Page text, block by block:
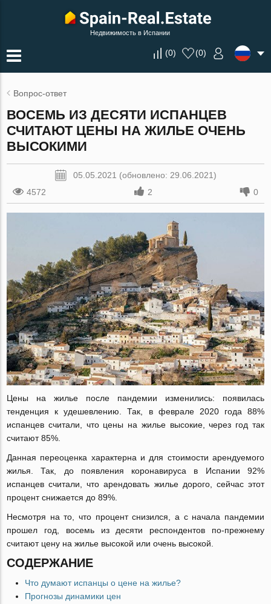
Недвижимость в Испании
(0) (0)
Вопрос-ответ
ВОСЕМЬ ИЗ ДЕСЯТИ ИСПАНЦЕВ
СЧИТАЮТ ЦЕНЫ НА ЖИЛЬЕ ОЧЕНЬ
ВЫСОКИМИ
05.05.2021 (обновлено: 29.06.2021)
4572
2 0
Цены на жилье после пандемии изменились: появилась
тенденция к удешевлению. Так, в феврале 2020 года 88%
испанцев считали, что цены на жилье высокие, через год так
считают 85%.
Данная переоценка характерна и для стоимости арендуемого
жилья. Так, до появления коронавируса в Испании 92%
испанцев считали, что арендовать жилье дорого, сейчас этот
процент снижается до 89%.
Несмотря на то, что процент снизился, а с начала пандемии
прошел год, восемь из десяти респондентов по-прежнему
считают цену на жилье высокой или очень высокой.
СОДЕРЖАНИЕ
Что думают испанцы о цене на жилье?
Прогнозы динамики цен